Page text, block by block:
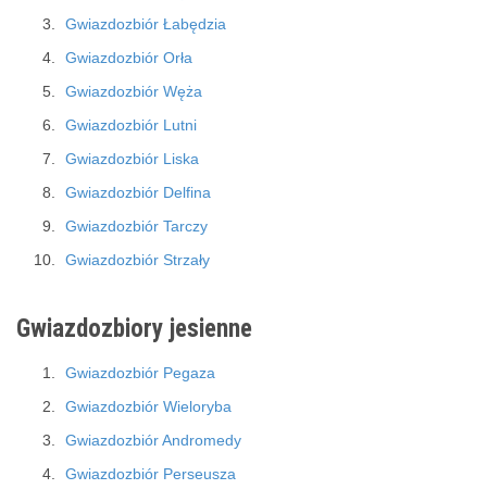
Gwiazdozbiór Łabędzia
Gwiazdozbiór Orła
Gwiazdozbiór Węża
Gwiazdozbiór Lutni
Gwiazdozbiór Liska
Gwiazdozbiór Delfina
Gwiazdozbiór Tarczy
Gwiazdozbiór Strzały
Gwiazdozbiory jesienne
Gwiazdozbiór Pegaza
Gwiazdozbiór Wieloryba
Gwiazdozbiór Andromedy
Gwiazdozbiór Perseusza